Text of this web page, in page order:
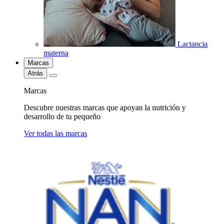
Lactancia
materna
Marcas
Atrás
Marcas
Descubre nuestras marcas que apoyan la nutrición y
desarrollo de tu pequeño
Ver todas las marcas